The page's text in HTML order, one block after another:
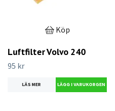
Köp
Luftfilter Volvo 240
95 kr
LÄS MER